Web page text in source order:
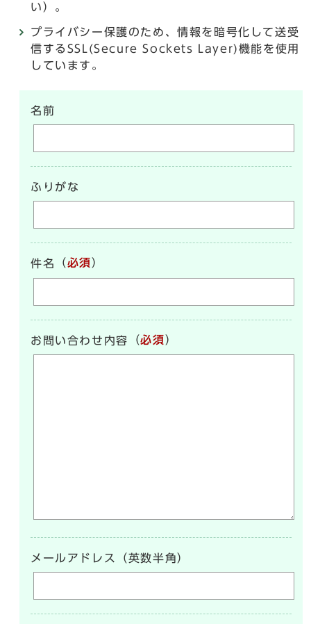
い）。
プライバシー保護のため、情報を暗号化して送受
信するSSL(Secure Sockets Layer)機能を使用
しています。
名前
ふりがな
件名 （必須）
お問い合わせ内容 （必須）
メールアドレス（英数半角）